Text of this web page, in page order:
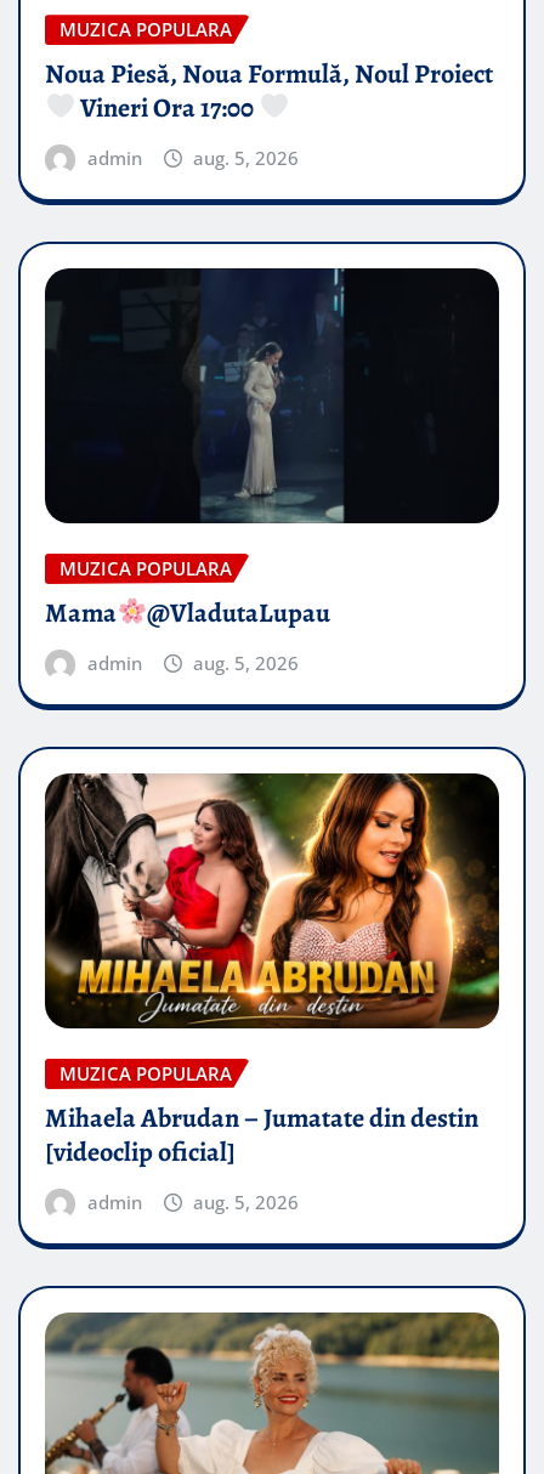
MUZICA POPULARA
Noua Piesă, Noua Formulă, Noul Proiect
Vineri Ora 17:00
admin aug. 5, 2026
MUZICA POPULARA
Mama @VladutaLupau
admin aug. 5, 2026
MUZICA POPULARA
Mihaela Abrudan – Jumatate din destin
[videoclip oficial]
admin aug. 5, 2026